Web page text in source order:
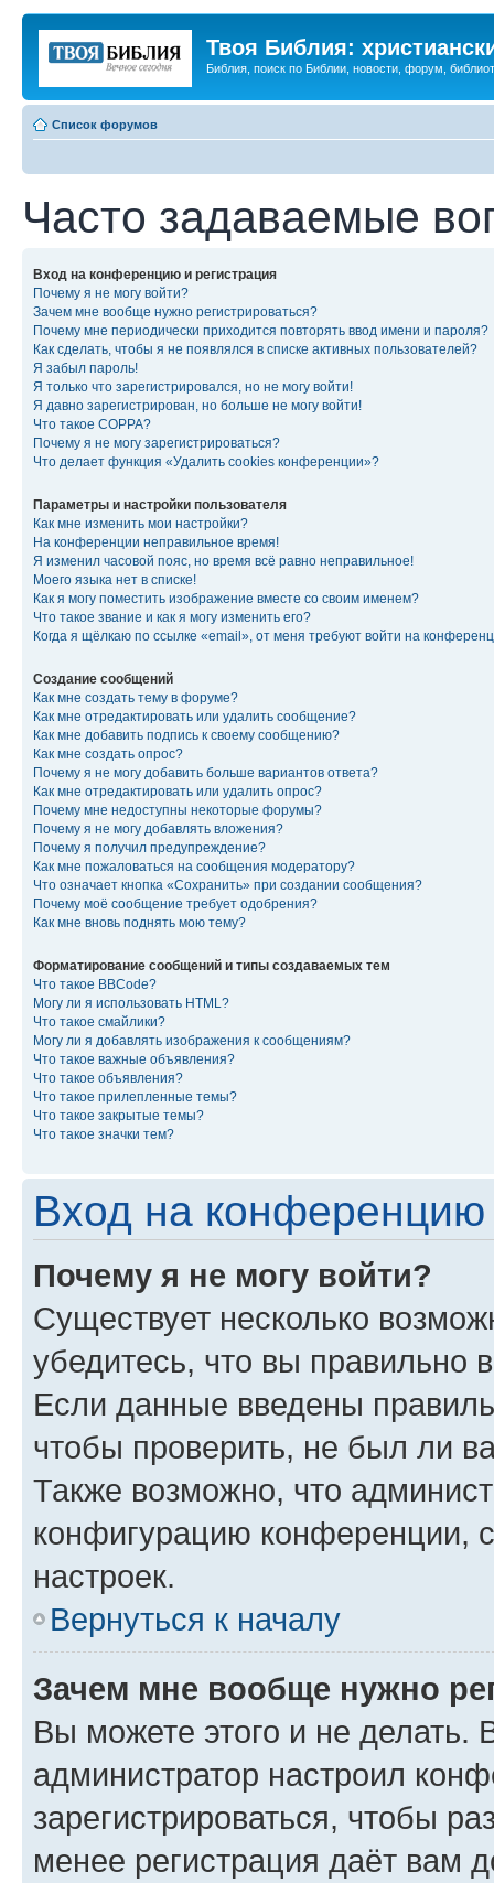
Твоя Библия:
Библия, поиск по Библии, новости, форум,
Список форумов
Часто задаваемые
Вход на конференцию и регистрация
Почему я не могу войти?
Зачем мне вообще нужно регистрироваться?
Почему мне периодически приходится повторять ввод имени и пароля?
Как сделать, чтобы я не появлялся в списке активных пользователей?
Я забыл пароль!
Я только что зарегистрировался, но не могу войти!
Я давно зарегистрирован, но больше не могу войти!
Что такое COPPA?
Почему я не могу зарегистрироваться?
Что делает функция «Удалить cookies конференции»?
Параметры и настройки пользователя
Как мне изменить мои настройки?
На конференции неправильное время!
Я изменил часовой пояс, но время всё равно неправильное!
Моего языка нет в списке!
Как я могу поместить изображение вместе со своим именем?
Что такое звание и как я могу изменить его?
Когда я щёлкаю по ссылке «email», от меня требуют войти на
Создание сообщений
Как мне создать тему в форуме?
Как мне отредактировать или удалить сообщение?
Как мне добавить подпись к своему сообщению?
Как мне создать опрос?
Почему я не могу добавить больше вариантов ответа?
Как мне отредактировать или удалить опрос?
Почему мне недоступны некоторые форумы?
Почему я не могу добавлять вложения?
Почему я получил предупреждение?
Как мне пожаловаться на сообщения модератору?
Что означает кнопка «Сохранить» при создании сообщения?
Почему моё сообщение требует одобрения?
Как мне вновь поднять мою тему?
Форматирование сообщений и типы создаваемых тем
Что такое BBCode?
Могу ли я использовать HTML?
Что такое смайлики?
Могу ли я добавлять изображения к сообщениям?
Что такое важные объявления?
Что такое объявления?
Что такое прилепленные темы?
Что такое закрытые темы?
Что такое значки тем?
Вход на конференцию
Почему я не могу войти?
Существует несколько
убедитесь, что вы правильно
Если данные введены
чтобы проверить, не был ли
Также возможно, что
конфигурацию конференции,
настроек.
Вернуться к началу
Зачем мне вообще нужно
Вы можете этого и не делать.
администратор настроил
зарегистрироваться, чтобы
менее регистрация даёт вам